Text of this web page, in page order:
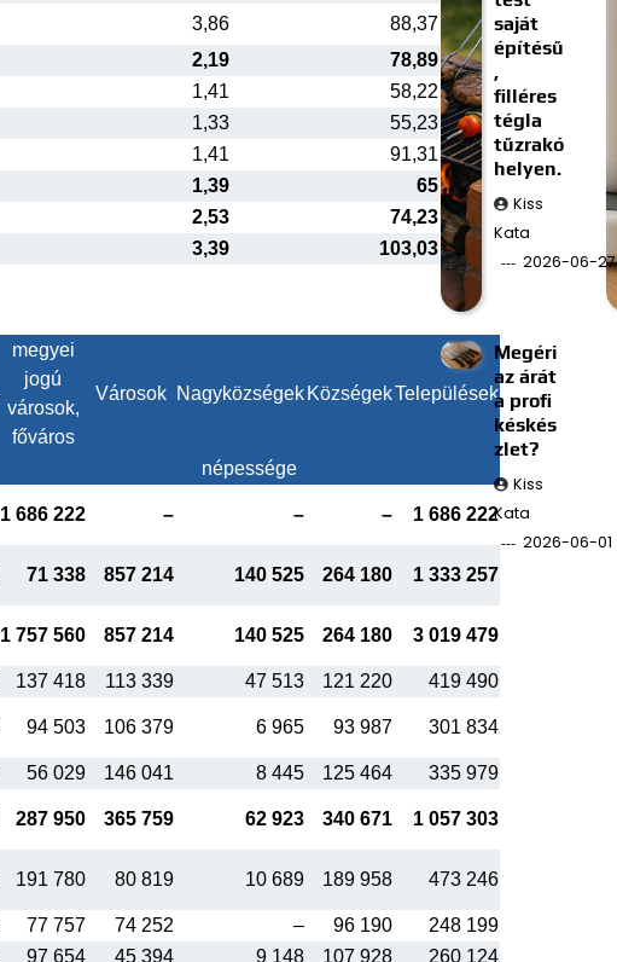
3,86
88,37
2,19
78,89
1,41
58,22
1,33
55,23
1,41
91,31
1,39
65
2,53
74,23
3,39 103,03
megyei
jogú
városok,
főváros
Városok Nagyközségek KözségekTelepülések
népessége
1 686 222 – – – 1 686 222
71 338 857 214 140 525 264 180 1 333 257
1 757 560 857 214 140 525 264 180 3 019 479
137 418 113 339 47 513 121 220
419 490
94 503 106 379 6 965 93 987 301 834
56 029 146 041 8 445 125 464
335 979
287 950 365 759 62 923 340 671 1 057 303
191 780 80 819 10 689 189 958 473 246
77 757 74 252 – 96 190
248 199
97 654 45 394 9 148 107 928
260 124
saját
építésű
,
filléres
tégla
tűzrakó
helyen.
Kiss
Kata
2026-06-27
Megéri
az árát
a profi
késkés
zlet?
Kiss
Kata
2026-06-01